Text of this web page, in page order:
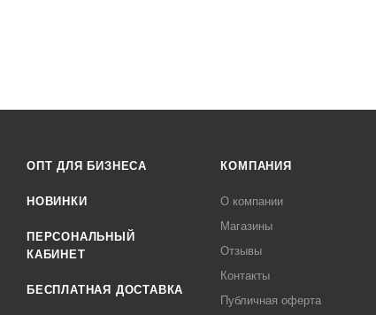
ОПТ ДЛЯ БИЗНЕСА
НОВИНКИ
ПЕРСОНАЛЬНЫЙ
КАБИНЕТ
БЕСПЛАТНАЯ ДОСТАВКА
КОМПАНИЯ
О компании
Магазины
Отзывы
Контакты
Публичная оферта